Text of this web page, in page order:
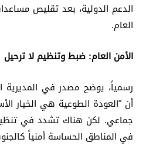
الدعم الدولية، بعد تقليص
العام.
الأمن العام: ضبط وتنظيم لا ترحيل
رسمياً، يوضح مصدر في المديرية
أن "العودة الطوعية هي الخيار
جماعي. لكن هناك تشدد في
في المناطق الحساسة أمنياً